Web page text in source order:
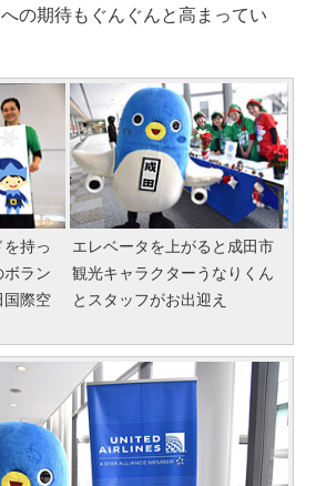
の期待もぐんぐんと高まってい
を持っ
ボラン
国際空
エレベータを上がると成田市
観光キャラクターうなりくん
とスタッフがお出迎え